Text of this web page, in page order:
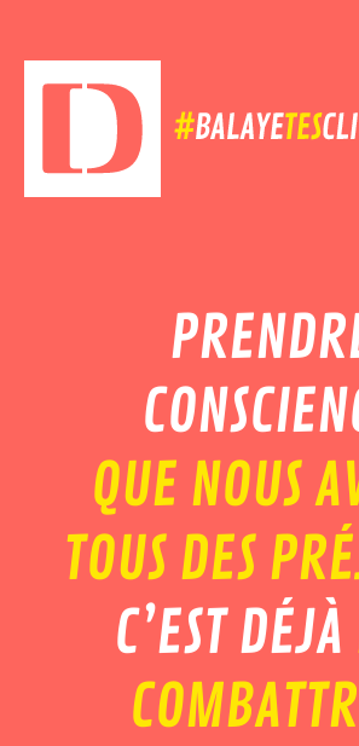
QUE NOUS
TOUS DES
C’EST DÉJÀ